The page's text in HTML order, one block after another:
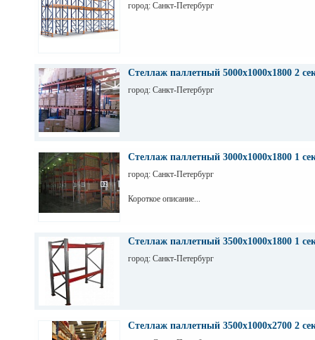
город: Санкт-Петербург
Стеллаж паллетный 5000х1000х1800 2
город: Санкт-Петербург
Стеллаж паллетный 3000х1000х1800 1
город: Санкт-Петербург
Короткое описание...
Стеллаж паллетный 3500х1000х1800 1
город: Санкт-Петербург
Стеллаж паллетный 3500х1000х2700 2